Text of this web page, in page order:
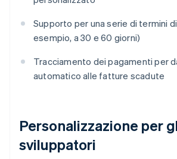
Supporto per una serie di termini
esempio, a 30 e 60 giorni)
Tracciamento dei pagamenti per
automatico alle fatture scadute
Personalizzazione per
sviluppatori